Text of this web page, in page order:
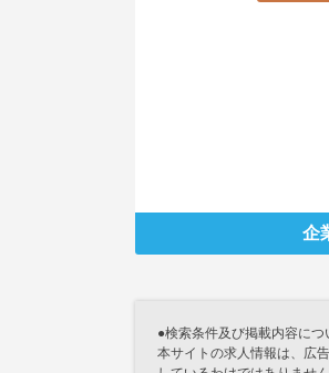
企
●検索条件及び掲載内容につ
本サイトの求人情報は、広